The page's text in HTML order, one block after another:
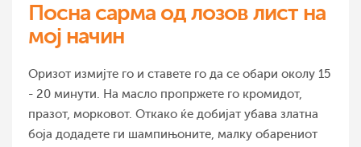
Посна сарма од лозов лист на
мој начин
Оризот измијте го и ставете го да се обари околу 15
- 20 минути. На масло пропржете го кромидот,
празот, морковот. Откако ќе добијат убава златна
боја додадете ги шампињоните, малку обарениот